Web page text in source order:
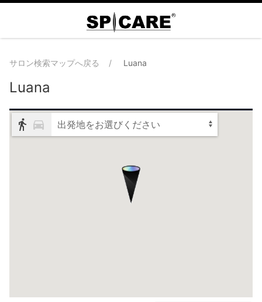
サロン検索マップへ戻る Luana
Luana
出発地をお選びください